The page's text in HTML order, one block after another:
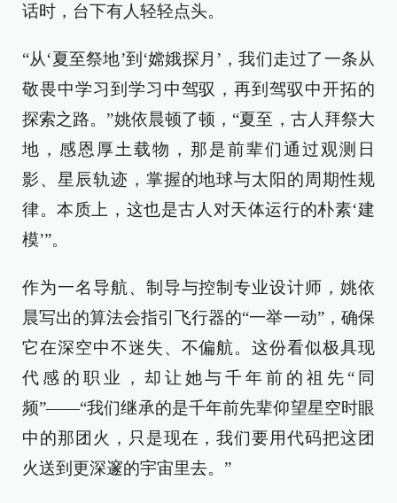
话时，台下有人轻轻点头。
“从‘夏至祭地’到‘嫦娥探月’，我们走过了一条从
敬畏中学习到学习中驾驭，再到驾驭中开拓的
探索之路。”姚依晨顿了顿，“夏至，古人拜祭大
地，感恩厚土载物，那是前辈们通过观测日
影、星辰轨迹，掌握的地球与太阳的周期性规
律。本质上，这也是古人对天体运行的朴素‘建
模’”。
作为一名导航、制导与控制专业设计师，姚依
晨写出的算法会指引飞行器的“一举一动”，确保
它在深空中不迷失、不偏航。这份看似极具现
代感的职业，却让她与千年前的祖先“同
频”——“我们继承的是千年前先辈仰望星空时眼
中的那团火，只是现在，我们要用代码把这团
火送到更深邃的宇宙里去。”